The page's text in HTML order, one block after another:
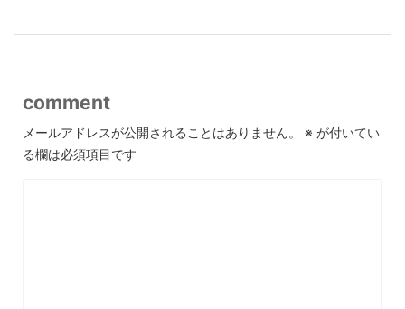
comment
メールアドレスが公開されることはありません。 ※ が付いてい
る欄は必須項目です